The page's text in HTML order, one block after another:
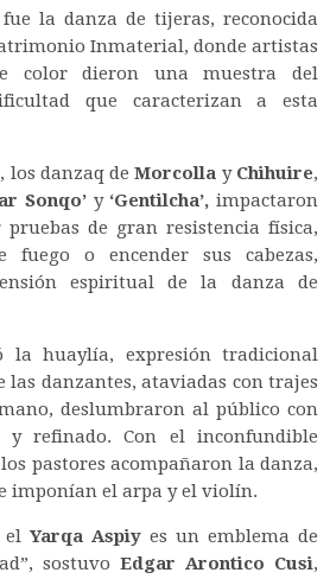
la danza de tijeras, reconocida
Inmaterial, donde artistas
color dieron una muestra del
que caracterizan a esta
los danzaq deMorcolla yChihuire,
Sonqo’ y ‘Gentilcha’, impactaron
de gran resistencia física,
fuego o encender sus cabezas,
espiritual de la danza de
la huaylía, expresión tradicional
las danzantes, ataviadas con trajes
deslumbraron al público con
y refinado.Con el inconfundible
pastores acompañaron la danza,
imponían el arpa y el violín.
el Yarqa Aspiy es un emblema de
sostuvo Edgar Arontico Cusi,